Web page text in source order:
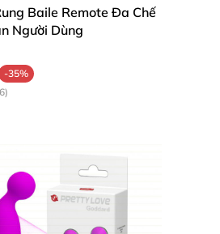
Baile Remote Đa Chế
Người Dùng
-35%